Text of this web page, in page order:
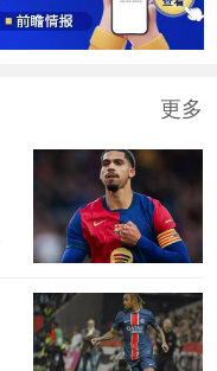
更多